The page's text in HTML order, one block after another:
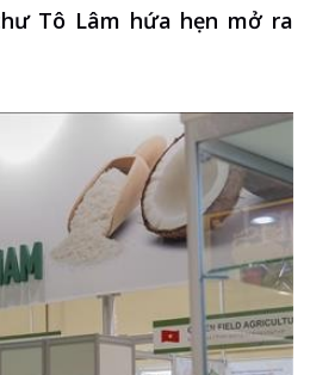
Tô Lâm hứa hẹn mở ra